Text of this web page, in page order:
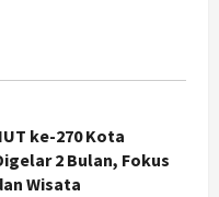
ke-270 Kota
2 Bulan, Fokus
Wisata